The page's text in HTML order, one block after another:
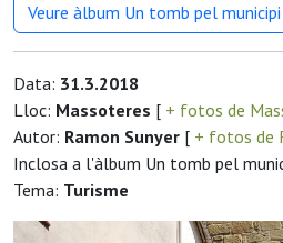
Veure àlbum Un tomb pel
Data: 31.3.2018
Lloc: Massoteres [ + fotos de
Autor: Ramon Sunyer [ + fotos de
Inclosa a l'àlbum Un tomb pel
Tema: Turisme